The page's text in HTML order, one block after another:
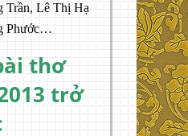
Trần, Lê Thị Hạ
Phước…
thơ
trở